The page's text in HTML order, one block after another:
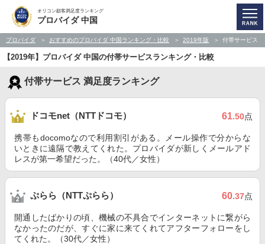
オリコン顧客満足度ランキング
プロバイダ 中国
プロバイダ おすすめのプロバイダ 中国ランキング・比較 2019年版 付帯サービス
【2019年】プロバイダ 中国の付帯サービスランキング・比較
付帯サービス 満足度ランキング
ドコモnet（NTTドコモ） 61.50点
携帯もdocomoなので利用割引がある。メール操作で分からな
いときに遠隔で教えてくれた。プロバイダが新しくメールアド
レスが第一希望だった。（40代／女性）
ぷらら（NTTぷらら） 60.37点
開通したばかりの頃、機械の不具合でインターネットに繋がら
なかったのだが、すぐに家に来てくれてアフターフォローをし
てくれた。（30代／女性）